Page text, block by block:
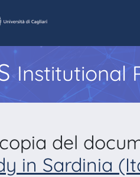
Institutional
del
in Sardinia